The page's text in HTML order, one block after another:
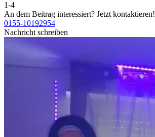
1-4
An dem Beitrag interessiert? Jetzt kontaktieren!
0155-10192954
Nachricht schreiben